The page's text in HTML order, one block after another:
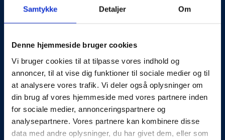
Samtykke Detaljer Om
Denne hjemmeside bruger cookies
Vi bruger cookies til at tilpasse vores indhold og
annoncer, til at vise dig funktioner til sociale medier og til
at analysere vores trafik. Vi deler også oplysninger om
din brug af vores hjemmeside med vores partnere inden
for sociale medier, annonceringspartnere og
analysepartnere. Vores partnere kan kombinere disse
data med andre oplysninger, du har givet dem, eller som
Tlf.72600400 , mandag til fredag 9:00-20:00
Om Bomae
Kontakt
Karriere
Mød Rådgiverne